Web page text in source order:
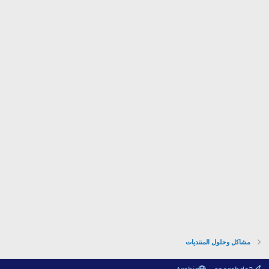
مشاكل وحلول المنتديات